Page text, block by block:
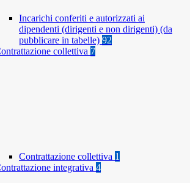
Incarichi conferiti e autorizzati ai
dipendenti (dirigenti e non dirigenti) (da
pubblicare in tabelle) 92
collettiva 7
Contrattazione collettiva 1
integrativa 4